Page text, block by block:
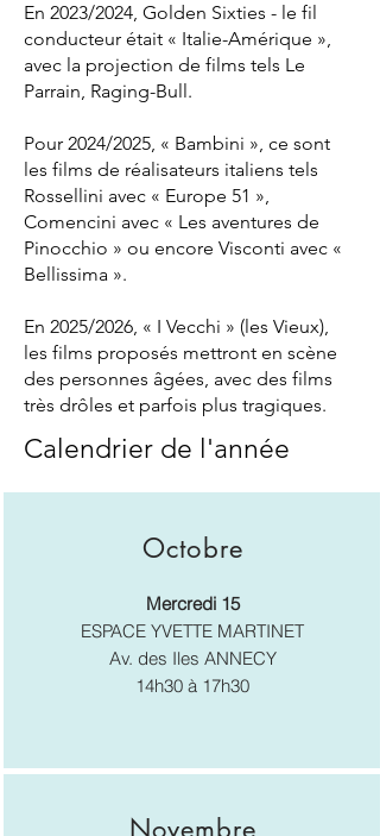
En 2023/2024, Golden Sixties - le fil
conducteur était « Italie-Amérique »,
avec la projection de films tels Le
Parrain, Raging-Bull.
Pour 2024/2025, « Bambini », ce sont
les films de réalisateurs italiens tels
Rossellini avec « Europe 51 »,
Comencini avec « Les aventures de
Pinocchio » ou encore Visconti avec «
Bellissima ».
En 2025/2026, « I Vecchi » (les Vieux),
les films proposés mettront en scène
des personnes âgées, avec des films
très drôles et parfois plus tragiques.
Calendrier de l'année
Octobre
Mercredi 15
ESPACE YVETTE MARTINET
Av. des Iles ANNECY
14h30 à 17h30
Novembre